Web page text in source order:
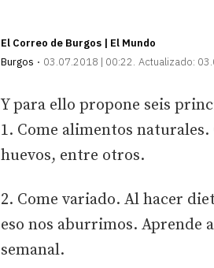
El Correo de Burgos | El Mundo
Burgos
03.07.2018 | 00:22 Actualizado:
Y para ello propone seis
1. Come alimentos
huevos, entre otros.
2. Come variado. Al hacer
eso nos aburrimos. Aprende
semanal.